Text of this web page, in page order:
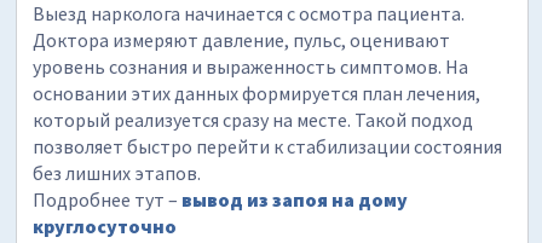
Выезд нарколога начинается с осмотра пациента.
Доктора измеряют давление, пульс, оценивают
уровень сознания и выраженность симптомов. На
основании этих данных формируется план лечения,
который реализуется сразу на месте. Такой подход
позволяет быстро перейти к стабилизации состояния
без лишних этапов.
Подробнее тут – вывод из запоя на дому
круглосуточно